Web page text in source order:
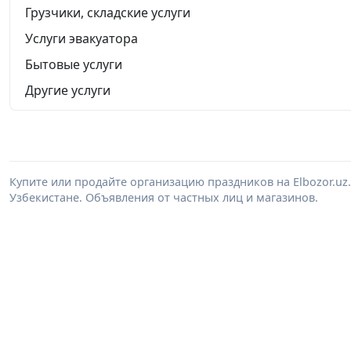
Грузчики, складские услуги
Услуги эвакуатора
Бытовые услуги
Другие услуги
Купите или продайте организацию праздников на
Узбекистане. Объявления от частных лиц и магазинов.